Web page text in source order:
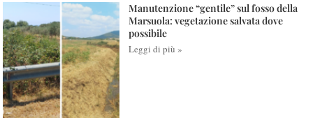
Manutenzione “gentile” sul fosso della
Marsuola: vegetazione salvata dove
possibile
Leggi di più »